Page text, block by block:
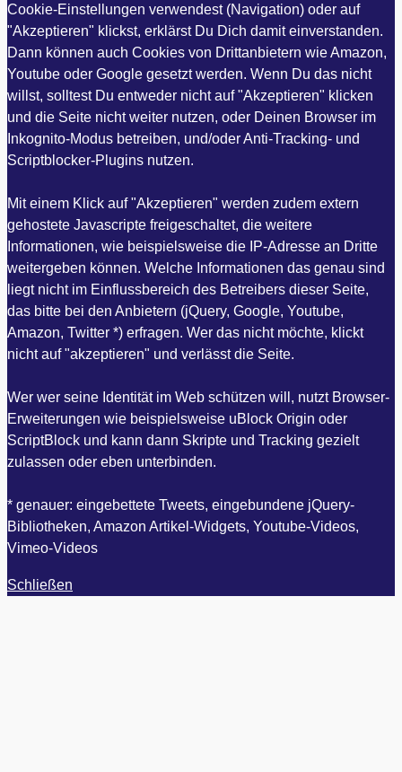
Cookie-Einstellungen verwendest (Navigation) oder auf
"Akzeptieren" klickst, erklärst Du Dich damit einverstanden.
Dann können auch Cookies von Drittanbietern wie Amazon,
Youtube oder Google gesetzt werden. Wenn Du das nicht
willst, solltest Du entweder nicht auf "Akzeptieren" klicken
und die Seite nicht weiter nutzen, oder Deinen Browser im
Inkognito-Modus betreiben, und/oder Anti-Tracking- und
Scriptblocker-Plugins nutzen.
Mit einem Klick auf "Akzeptieren" werden zudem extern
gehostete Javascripte freigeschaltet, die weitere
Informationen, wie beispielsweise die IP-Adresse an Dritte
weitergeben können. Welche Informationen das genau sind
liegt nicht im Einflussbereich des Betreibers dieser Seite,
das bitte bei den Anbietern (jQuery, Google, Youtube,
Amazon, Twitter *) erfragen. Wer das nicht möchte, klickt
nicht auf "akzeptieren" und verlässt die Seite.
Wer wer seine Identität im Web schützen will, nutzt Browser-
Erweiterungen wie beispielsweise uBlock Origin oder
ScriptBlock und kann dann Skripte und Tracking gezielt
zulassen oder eben unterbinden.
* genauer: eingebettete Tweets, eingebundene jQuery-
Bibliotheken, Amazon Artikel-Widgets, Youtube-Videos,
Vimeo-Videos
Schließen